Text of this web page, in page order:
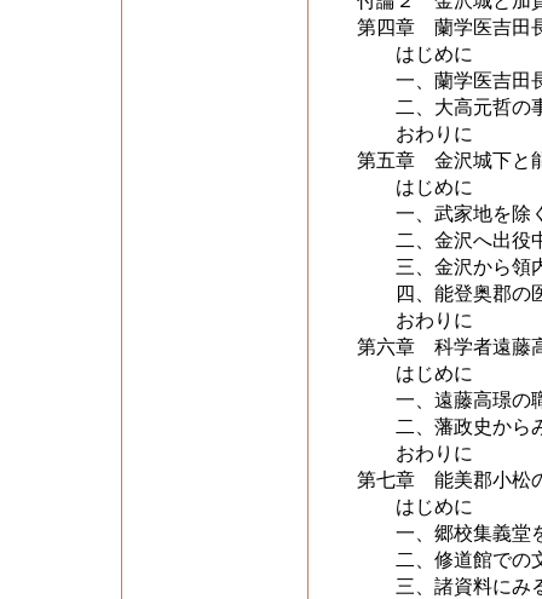
第四章 蘭学医吉田
はじめに
一、蘭学医吉田
二、大高元哲の
おわりに
第五章 金沢城下と
はじめに
一、武家地を除
二、金沢へ出役
三、金沢から領内
四、能登奥郡の
おわりに
第六章 科学者遠藤
はじめに
一、遠藤高璟の
二、藩政史から
おわりに
第七章 能美郡小松
はじめに
一、郷校集義堂
二、修道館での
三、諸資料にみる